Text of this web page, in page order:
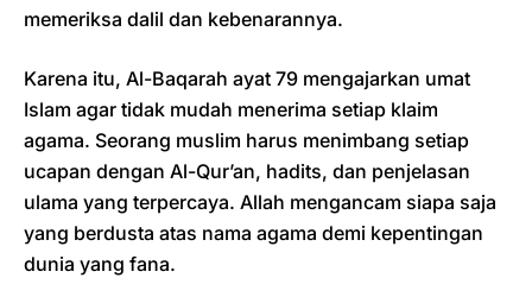
memeriksa dalil dan kebenarannya.
Karena itu, Al-Baqarah ayat 79 mengajarkan umat
Islam agar tidak mudah menerima setiap klaim
agama. Seorang muslim harus menimbang setiap
ucapan dengan Al-Qur’an, hadits, dan penjelasan
ulama yang terpercaya. Allah mengancam siapa saja
yang berdusta atas nama agama demi kepentingan
dunia yang fana.